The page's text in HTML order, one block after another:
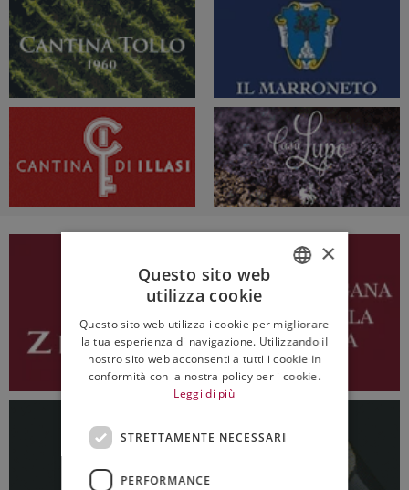
ENGLISH
×
Questo sito web
utilizza cookie
Questo sito web utilizza i cookie per migliorare
la tua esperienza di navigazione. Utilizzando il
nostro sito web acconsenti a tutti i cookie in
conformità con la nostra policy per i cookie.
Leggi di più
STRETTAMENTE NECESSARI
PERFORMANCE